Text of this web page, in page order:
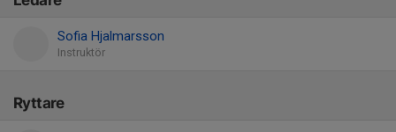
Sofia Hjalmarsson
Instruktör
Ryttare